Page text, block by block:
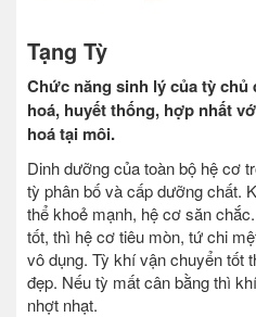
Tạng Tỳ
Chức năng sinh lý của tỳ chủ
hoá, huyết thống, hợp nhất
hoá tại môi.
Dinh dưỡng của toàn bộ hệ cơ
tỳ phân bố và cấp dưỡng chất.
thể khoẻ mạnh, hệ cơ săn
tốt, thì hệ cơ tiêu mòn, tứ chi
vô dụng. Tỳ khí vận chuyển tốt
đẹp. Nếu tỳ mất cân bằng thì
nhợt nhạt.